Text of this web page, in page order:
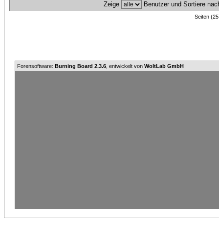
Zeige Benutzer und Sortiere
Seiten
Forensoftware: Burning Board 2.3.6 , entwickelt von WoltLab GmbH